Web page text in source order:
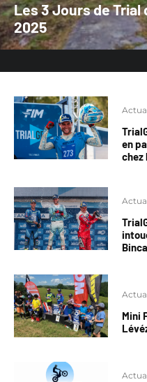
Les 3 Jours de Trial
2025
en
chez
Mini